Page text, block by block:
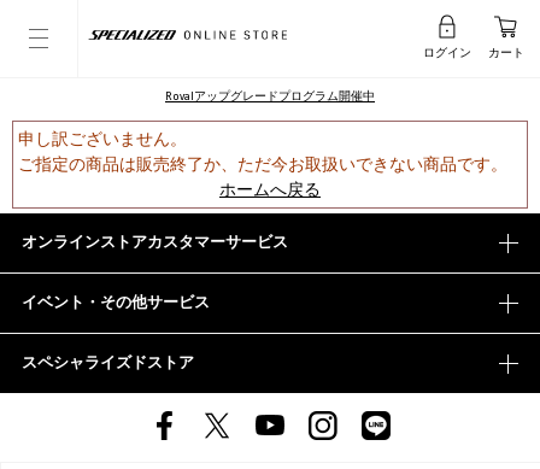
ログイン カート
Rovalアップグレードプログラム開催中
申し訳ございません。
ご指定の商品は販売終了か、ただ今お取扱いできない商品です。
ホームへ戻る
オンラインストアカスタマーサービス
イベント・その他サービス
スペシャライズドストア